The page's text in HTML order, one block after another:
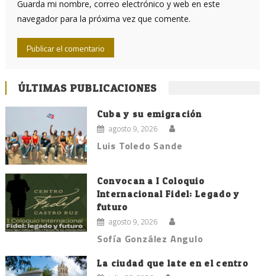
Guarda mi nombre, correo electrónico y web en este
navegador para la próxima vez que comente.
ÚLTIMAS PUBLICACIONES
Cuba y su emigración
agosto 9, 2026
Luis Toledo Sande
Convocan a I Coloquio
Internacional Fidel: Legado y
futuro
agosto 9, 2026
Sofía González Angulo
La ciudad que late en el centro